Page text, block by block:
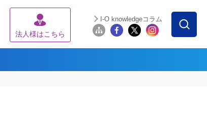
法人様はこちら
I-O knowledgeコラム